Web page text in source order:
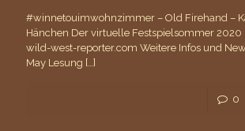
#winnetouimwohnzimmer – Old Firehand –
Hänchen Der virtuelle Festspielsommer 2020
wild-west-reporter.com Weitere Infos und
May Lesung […]
0